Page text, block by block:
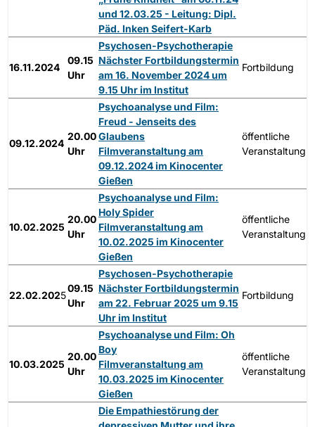
und 12.03.25 - Leitung: Dipl.
Päd. Inken Seifert-Karb
16.11.2024
09.15
Uhr
Psychosen-Psychotherapie
Nächster Fortbildungstermin
am 16. November 2024 um
9.15 Uhr im Institut
Fortbildung
09.12.2024
20.00
Uhr
Psychoanalyse und Film:
Freud - Jenseits des
Glaubens
Filmveranstaltung am
09.12.2024 im Kinocenter
Gießen
öffentliche
Veranstaltung
10.02.2025
20.00
Uhr
Psychoanalyse und Film:
Holy Spider
Filmveranstaltung am
10.02.2025 im Kinocenter
Gießen
öffentliche
Veranstaltung
22.02.2025
09.15
Uhr
Psychosen-Psychotherapie
Nächster Fortbildungstermin
am 22. Februar 2025 um 9.15
Uhr im Institut
Fortbildung
10.03.2025
20.00
Uhr
Psychoanalyse und Film: Oh
Boy
Filmveranstaltung am
10.03.2025 im Kinocenter
Gießen
öffentliche
Veranstaltung
Die Empathiestörung der